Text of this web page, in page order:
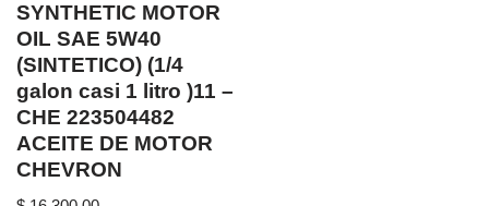
SYNTHETIC MOTOR
OIL SAE 5W40
(SINTETICO) (1/4
galon casi 1 litro )11 –
CHE 223504482
ACEITE DE MOTOR
CHEVRON